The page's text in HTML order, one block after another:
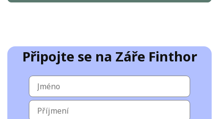
Připojte se na Záře Finthor